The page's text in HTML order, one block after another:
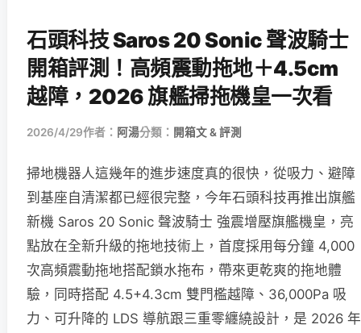
石頭科技 Saros 20 Sonic 聲波騎士
開箱評測！高頻震動拖地＋4.5cm
越障，2026 旗艦掃拖機皇一次看
2026/4/29作者： 阿湯分類： 開箱文 & 評測
掃地機器人這幾年的進步速度真的很快，從吸力、避障
到基座自清潔都已經很完整，今年石頭科技再推出旗艦
新機 Saros 20 Sonic 聲波騎士 強震增壓旗艦機皇，亮
點放在全新升級的拖地技術上，首度採用每分鐘 4,000
次高頻震動拖地搭配鎖水拖布，帶來更乾爽的拖地體
驗，同時搭配 4.5+4.3cm 雙門檻越障、36,000Pa 吸
力、可升降的 LDS 導航跟三重零纏繞設計，是 2026 年